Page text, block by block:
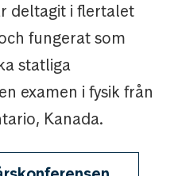
deltagit i flertalet
fungerat som
statliga
examen i fysik från
Kanada.